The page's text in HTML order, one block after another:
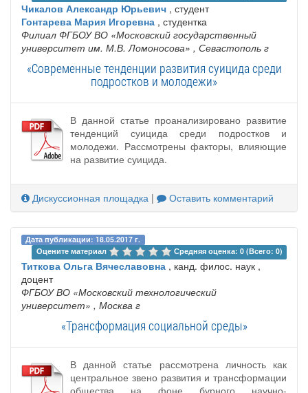
Чикалов Александр Юрьевич , студент
Гонтарева Мария Игоревна , студентка
Филиал ФГБОУ ВО «Московский государственный
университет им. М.В. Ломоносова» , Севастополь г
«Современные тенденции развития суицида среди
подростков и молодежи»
В данной статье проанализировано развитие
тенденций суицида среди подростков и
молодежи. Рассмотрены факторы, влияющие
на развитие суицида.
Дискуссионная площадка | Оставить комментарий
Дата публикации: 18.05.2017 г.
Оцените материал
Средняя оценка: 0 (Всего: 0)
Титкова Ольга Вячеславовна , канд. филос. наук ,
доцент
ФГБОУ ВО «Московский технологический
университет» , Москва г
«Трансформация социальной среды»
В данной статье рассмотрена личность как
центральное звено развития и трансформации